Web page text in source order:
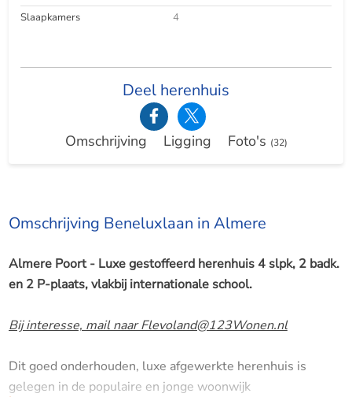
Slaapkamers
4
Deel herenhuis
Omschrijving Ligging Foto's (32)
Omschrijving Beneluxlaan in Almere
Almere Poort - Luxe gestoffeerd herenhuis 4 slpk, 2 badk.
en 2 P-plaats, vlakbij internationale school.
Bij interesse, mail naar Flevoland@123Wonen.nl
Dit goed onderhouden, luxe afgewerkte herenhuis is
gelegen in de populaire en jonge woonwijk